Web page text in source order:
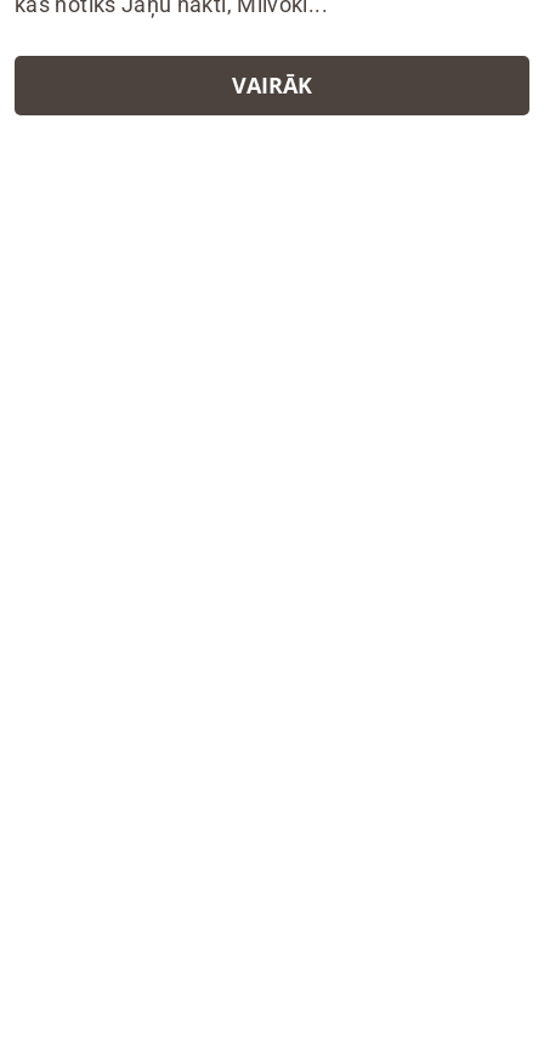
VAIRĀK